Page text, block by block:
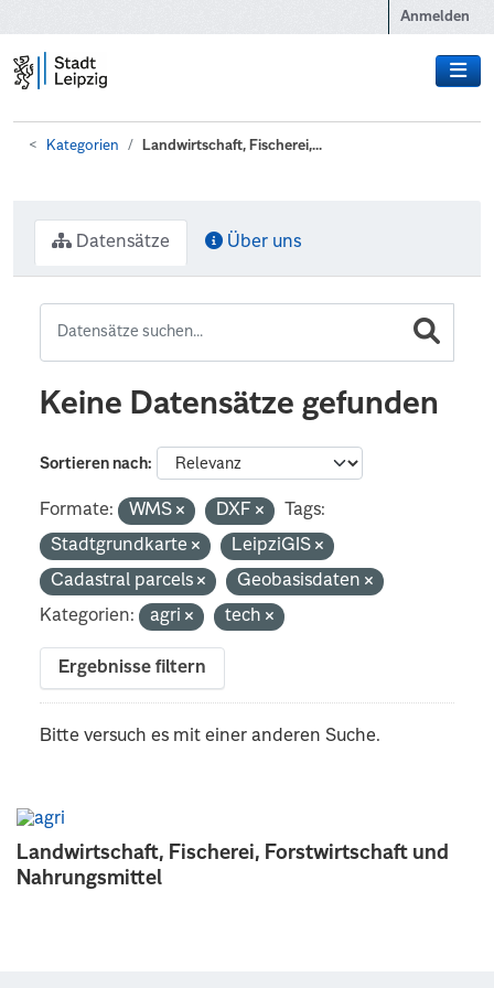
Anmelden
Kategorien Landwirtschaft, Fischerei,...
Landwirtschaft, Fischerei, Forstwirtschaft und
Nahrungsmittel
Datensätze Über uns
Keine Datensätze gefunden
Sortieren nach
Formate: WMS DXF
Tags:
Stadtgrundkarte
LeipziGIS
Cadastral parcels
Geobasisdaten
Kategorien:
agri tech
Ergebnisse filtern
Bitte versuch es mit einer anderen Suche.